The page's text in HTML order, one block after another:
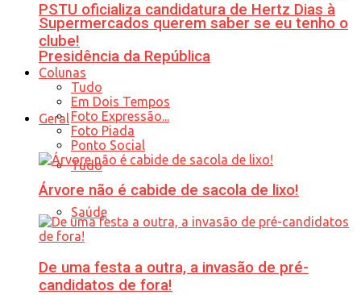
PSTU oficializa candidatura de Hertz Dias à
Presidência da República
Geral
Tudo
Saúde
Supermercados querem saber se eu tenho o
clube!
Colunas
Tudo
Em Dois Tempos
Foto Expressão...
Foto Piada
Ponto Social
Árvore não é cabide de sacola de lixo!
De uma festa a outra, a invasão de pré-
candidatos de fora!